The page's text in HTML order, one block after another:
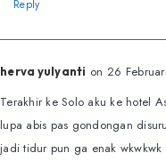
Reply
herva yulyanti on 26
Terakhir ke Solo aku ke hotel
lupa abis pas gondongan
jadi tidur pun ga enak